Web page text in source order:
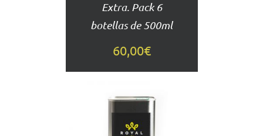
Extra. Pack 6
botellas de 500ml
60,00€
AÑADIR
AL